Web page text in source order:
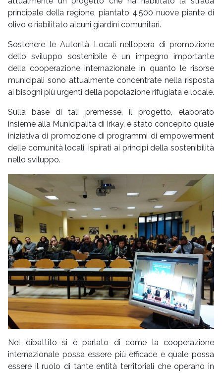
principale della regione, piantato 4.500 nuove piante di
olivo e riabilitato alcuni giardini comunitari.
Sostenere le Autorità Locali nell’opera di promozione
dello sviluppo sostenibile è un impegno importante
della cooperazione internazionale in quanto le risorse
municipali sono attualmente concentrate nella risposta
ai bisogni più urgenti della popolazione rifugiata e locale.
Sulla base di tali premesse, il progetto, elaborato
insieme alla Municipalità di Irkay, è stato concepito quale
iniziativa di promozione di programmi di empowerment
delle comunità locali, ispirati ai principi della sostenibilità
nello sviluppo.
Nel dibattito si è parlato di come la cooperazione
internazionale possa essere più efficace e quale possa
essere il ruolo di tante entità territoriali che operano in